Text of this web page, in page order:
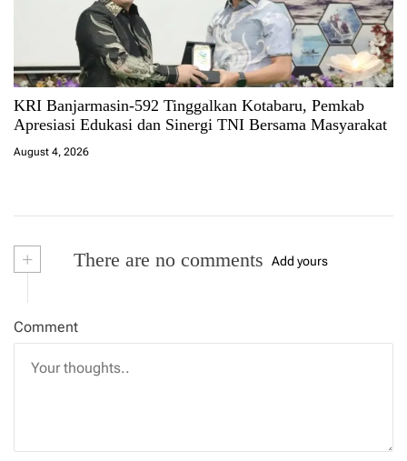
KRI Banjarmasin-592 Tinggalkan Kotabaru, Pemkab
Apresiasi Edukasi dan Sinergi TNI Bersama Masyarakat
August 4, 2026
+ There are no comments Add yours
Comment